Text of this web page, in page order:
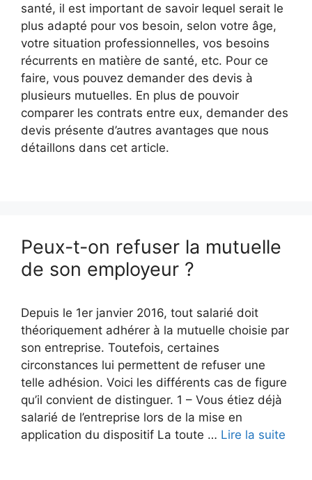
santé, il est important de savoir lequel serait le
plus adapté pour vos besoin, selon votre âge,
votre situation professionnelles, vos besoins
récurrents en matière de santé, etc. Pour ce
faire, vous pouvez demander des devis à
plusieurs mutuelles. En plus de pouvoir
comparer les contrats entre eux, demander des
devis présente d’autres avantages que nous
détaillons dans cet article.
Peux-t-on refuser la mutuelle
de son employeur ?
Depuis le 1er janvier 2016, tout salarié doit
théoriquement adhérer à la mutuelle choisie par
son entreprise. Toutefois, certaines
circonstances lui permettent de refuser une
telle adhésion. Voici les différents cas de figure
qu’il convient de distinguer. 1 – Vous étiez déjà
salarié de l’entreprise lors de la mise en
application du dispositif La toute … Lire la suite